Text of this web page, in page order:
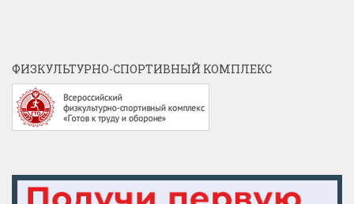
ФИЗКУЛЬТУРНО-СПОРТИВНЫЙ КОМПЛЕКС